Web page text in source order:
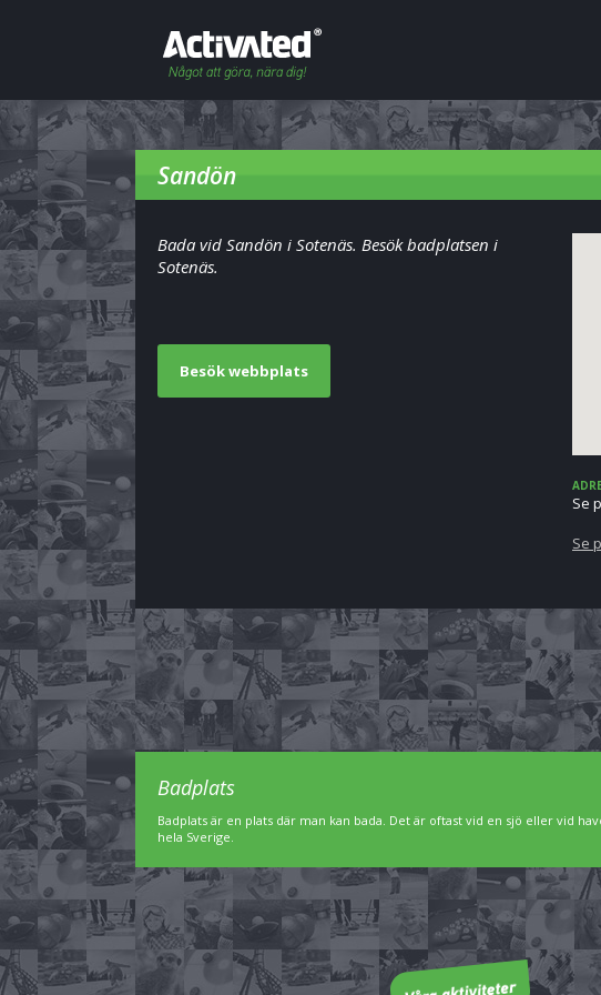
Sandön
Bada vid Sandön i Sotenäs. Besök badplatsen i
Sotenäs.
Besök webbplats
Se
Se
Badplats
Badplats är en plats där man kan bada. Det är oftast vid en sjö eller vid
hela Sverige.